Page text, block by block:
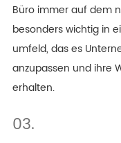
Büro immer auf dem
besonders wichtig in
umfeld, das es
anzupassen und ihre
erhalten.
03.